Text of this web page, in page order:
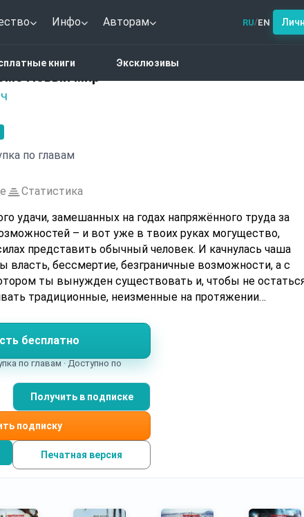
Инфо Авторам RU/EN
книги Эксклюзивы
Новый мир
по главам
Статистика
удачи, замешанных на годах напряжённого труда за
– и вот уже в твоих руках могущество,
представить обычный человек. И качнулась чаша
власть, бессмертие, безграничные возможности, а с
ты вынужден существовать и, чтобы не
традиционные, неизменные на протяжении
гибель, и обретший способности, сравнимые с
в душе человеком? Об этом третья, заключительная
"Лестница бога", завершающая трилогию «Начало
1-5
бесплатно
по главам · Доступно по
Получить в подписке
подписку
Печатная версия